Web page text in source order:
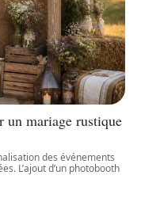
un mariage rustique
des événements
L’ajout d’un photobooth